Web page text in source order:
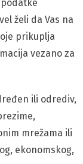
želi da Vas na
prikuplja
vezano za
ili odrediv,
mrežama ili
ekonomskog,